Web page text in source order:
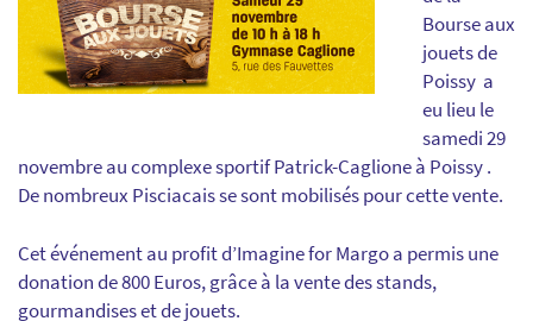
Bourse aux
jouets de
Poissy a
eu lieu le
samedi 29
novembre au complexe sportif Patrick-Caglione à Poissy .
De nombreux Pisciacais se sont mobilisés pour cette vente.
Cet événement au profit d’Imagine for Margo a permis une
donation de 800 Euros, grâce à la vente des stands,
gourmandises et de jouets.